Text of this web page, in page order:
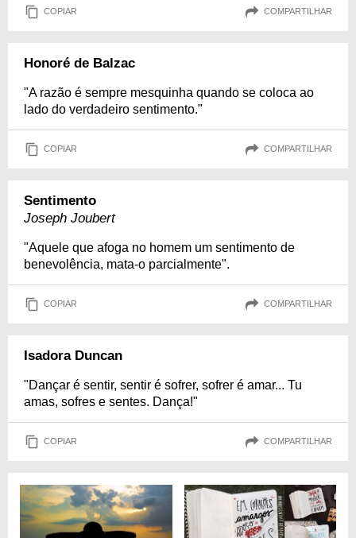
COPIAR COMPARTILHAR
Honoré de Balzac
"A razão é sempre mesquinha quando se coloca ao
lado do verdadeiro sentimento."
COPIAR COMPARTILHAR
Sentimento
Joseph Joubert
"Aquele que afoga no homem um sentimento de
benevolência, mata-o parcialmente".
COPIAR COMPARTILHAR
Isadora Duncan
"Dançar é sentir, sentir é sofrer, sofrer é amar... Tu
amas, sofres e sentes. Dança!"
COPIAR COMPARTILHAR